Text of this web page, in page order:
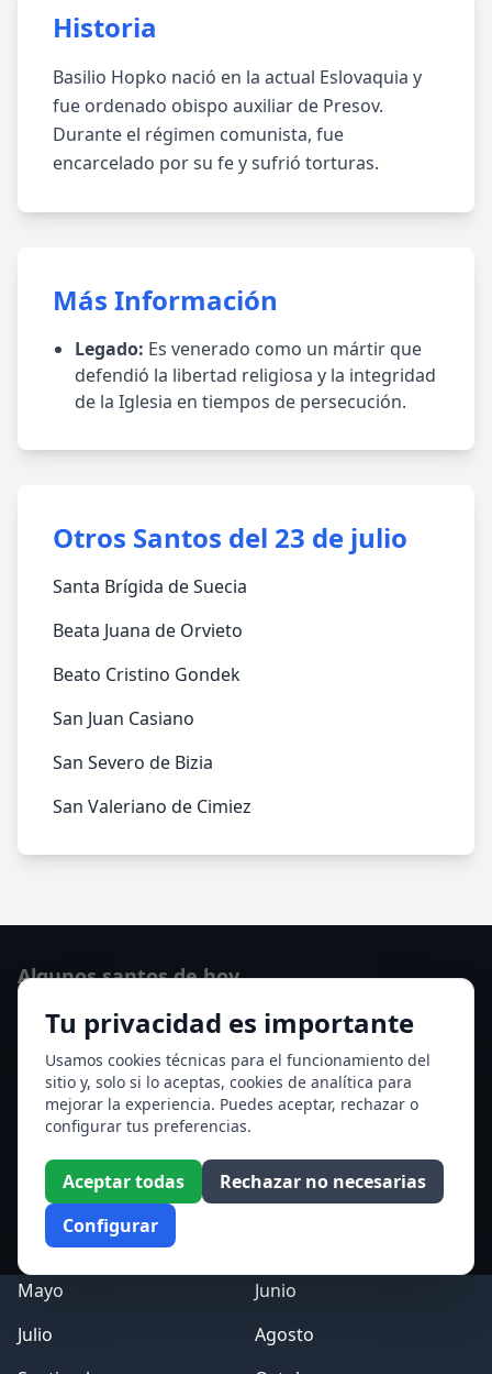
Historia
Basilio Hopko nació en la actual Eslovaquia y
fue ordenado obispo auxiliar de Presov.
Durante el régimen comunista, fue
encarcelado por su fe y sufrió torturas.
Más Información
Legado: Es venerado como un mártir que
defendió la libertad religiosa y la integridad
de la Iglesia en tiempos de persecución.
Otros Santos del 23 de julio
Santa Brígida de Suecia
Beata Juana de Orvieto
Beato Cristino Gondek
San Juan Casiano
San Severo de Bizia
San Valeriano de Cimiez
Tu privacidad es importante
Usamos cookies técnicas para el funcionamiento del
sitio y, solo si lo aceptas, cookies de analítica para
mejorar la experiencia. Puedes aceptar, rechazar o
configurar tus preferencias.
Aceptar todas
Rechazar no necesarias
Configurar
Algunos santos de hoy
San Osvaldo de Maserfield
Santa Edith Stein (Sor Teresa Benedicta de la Cruz)
Ver todos los santos de hoy
Acceso a los Meses
Enero
Febrero
Marzo
Mayo
Junio
Julio
Agosto